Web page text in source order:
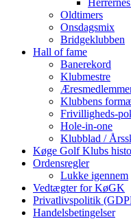
Oldtimers
Onsdagsmix
Bridgeklubben
Hall of fame
Banerekord
Klubmestre
Klubbens
Frivilligheds-
Hole-in-one
Klubblad /
Køge Golf Klubs
Ordensregler
Lukke igennem
Vedtægter for KøGK
Privatlivspolitik
Handelsbetingelser